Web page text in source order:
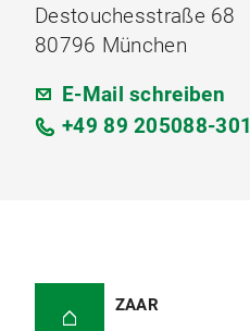
Destouchesstraße 68
80796 München
E-Mail schreiben
+49 89 205088-301
ZAAR